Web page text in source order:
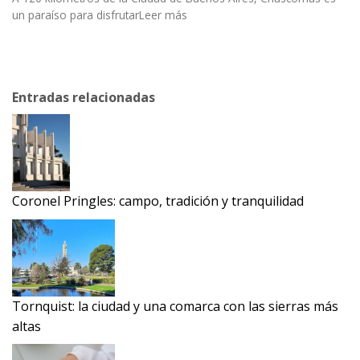
un paraíso para disfrutarLeer más
Entradas relacionadas
Coronel Pringles: campo, tradición y tranquilidad
Tornquist: la ciudad y una comarca con las sierras más
altas